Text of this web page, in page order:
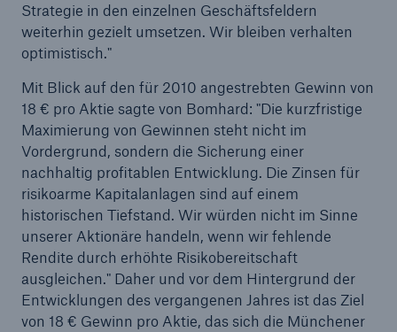
Strategie in den einzelnen Geschäftsfeldern
weiterhin gezielt umsetzen. Wir bleiben verhalten
optimistisch."
Mit Blick auf den für 2010 angestrebten Gewinn von
18 € pro Aktie sagte von Bomhard: "Die kurzfristige
Maximierung von Gewinnen steht nicht im
Vordergrund, sondern die Sicherung einer
nachhaltig profitablen Entwicklung. Die Zinsen für
risikoarme Kapitalanlagen sind auf einem
historischen Tiefstand. Wir würden nicht im Sinne
unserer Aktionäre handeln, wenn wir fehlende
Rendite durch erhöhte Risikobereitschaft
ausgleichen." Daher und vor dem Hintergrund der
Entwicklungen des vergangenen Jahres ist das Ziel
von 18 € Gewinn pro Aktie, das sich die Münchener
Reinsurance Property/Casualty
Marine Trend Radar 2025
Naturkatastrophen
Versicherungslücke: der Anteil der nicht
versicherten Schäden aus Naturkatastrophen
seit 1980 beträgt